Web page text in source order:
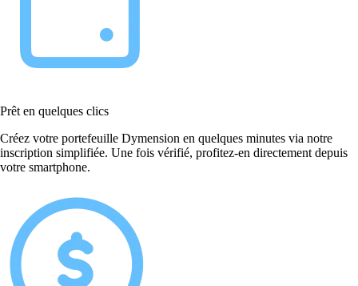
Prêt en quelques clics
Créez votre portefeuille Dymension en quelques minutes via notre
inscription simplifiée. Une fois vérifié, profitez-en directement depuis
votre smartphone.